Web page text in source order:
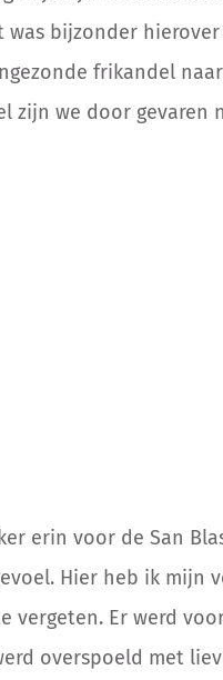
was bijzonder
frikandel
zijn we door gevaren
erin voor de San
Hier heb ik mijn
vergeten. Er werd
overspoeld met